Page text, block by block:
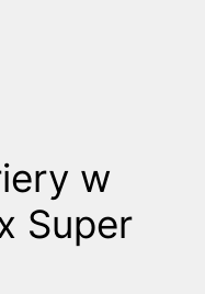
w
Super